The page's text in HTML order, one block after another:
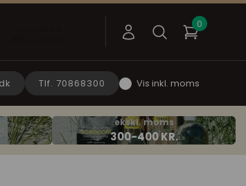
Tlf. 70868300 Vis inkl. moms